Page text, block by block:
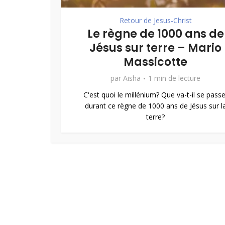
Retour de Jesus-Christ
Le règne de 1000 ans de
Jésus sur terre – Mario
Massicotte
par Aisha
1 min de lecture
C'est quoi le millénium? Que va-t-il se
durant ce règne de 1000 ans de Jésus sur
terre?